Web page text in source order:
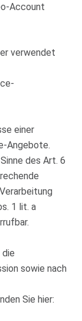
Account
verwendet
einer
Angebote.
des Art. 6
1 lit. a
die
sowie nach
Sie hier: